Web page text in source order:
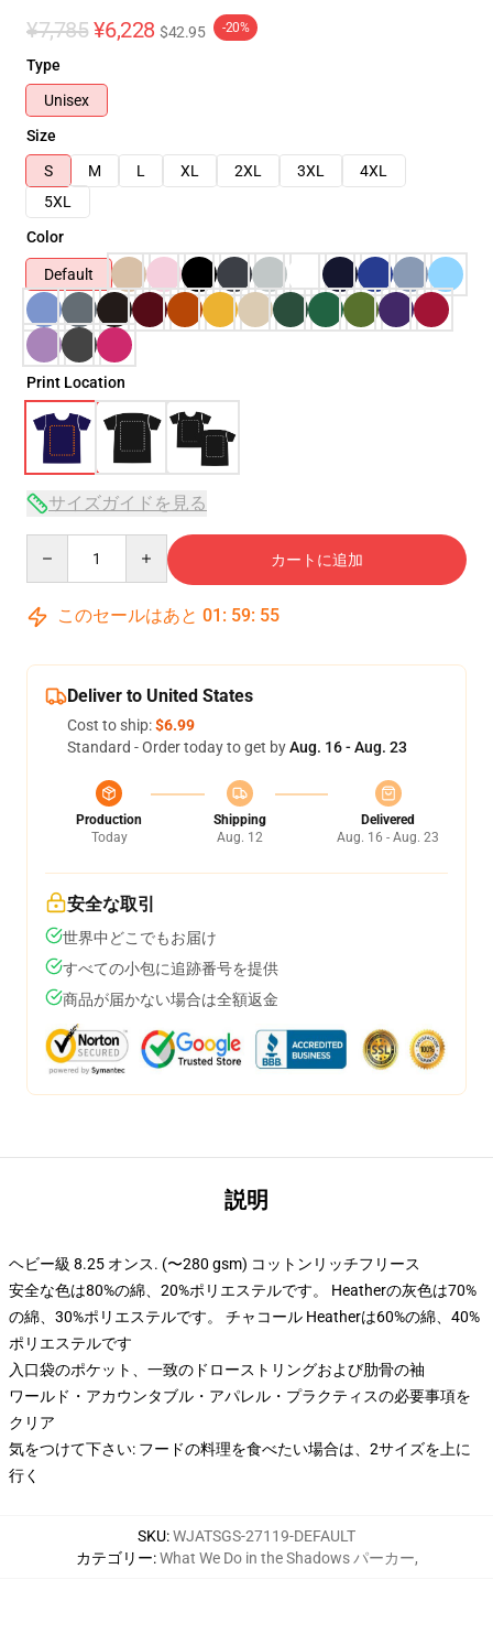
¥7,785 ¥6,228 $42.95 -20%
Type
Unisex
Size
S
M L XL 2XL 3XL
4XL
5XL
Color
Default
Print Location
サイズガイドを見る
カートに追加
このセールはあと 01 : 59: 54
Deliver to United States
Cost to ship:$6.99
Standard - Order today to get byAug. 16 - Aug. 23
Production
Today
Shipping
Aug. 12
Delivered
Aug. 16 - Aug. 23
安全な取引
世界中どこでもお届け
すべての小包に追跡番号を提供
商品が届かない場合は全額返金
説明
ヘビー級 8.25 オンス. (〜280 gsm) コットンリッチフリース
安全な色は80%の綿、20%ポリエステルです。 Heatherの灰色は70%
の綿、30%ポリエステルです。 チャコール Heatherは60%の綿、40%
ポリエステルです
入口袋のポケット、一致のドローストリングおよび肋骨の袖
ワールド・アカウンタブル・アパレル・プラクティスの必要事項を
クリア
気をつけて下さい: フードの料理を食べたい場合は、2サイズを上に
行く
SKU:WJATSGS-27119-DEFAULT
カテゴリー:What We Do in the Shadows パーカー,